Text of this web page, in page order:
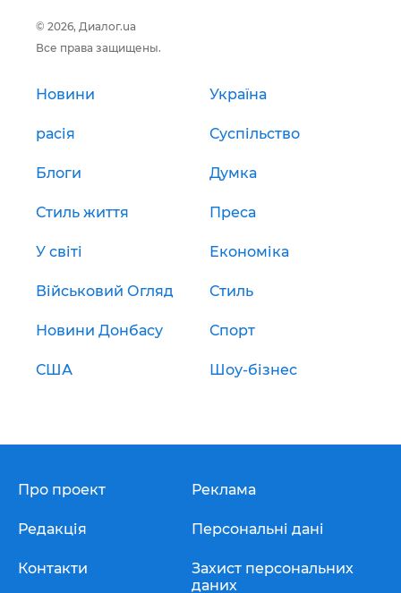
© 2026, Диалог.ua
Все права защищены.
Новини Україна
расія Суспільство
Блоги Думка
Стиль життя Преса
У світі Економіка
Військовий Огляд Стиль
Новини Донбасу Спорт
США Шоу-бізнес
Про проект
Редакція
Контакти
Реклама
Персональні дані
Захист персональних
даних